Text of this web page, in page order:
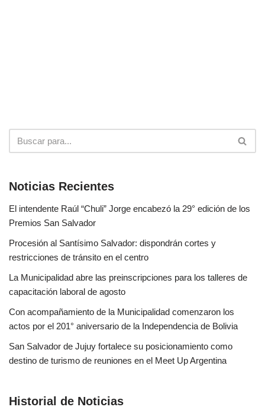
Noticias Recientes
El intendente Raúl “Chuli” Jorge encabezó la 29° edición de los
Premios San Salvador
Procesión al Santísimo Salvador: dispondrán cortes y
restricciones de tránsito en el centro
La Municipalidad abre las preinscripciones para los talleres de
capacitación laboral de agosto
Con acompañamiento de la Municipalidad comenzaron los
actos por el 201° aniversario de la Independencia de Bolivia
San Salvador de Jujuy fortalece su posicionamiento como
destino de turismo de reuniones en el Meet Up Argentina
Historial de Noticias